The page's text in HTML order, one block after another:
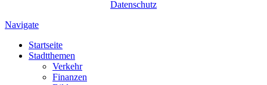
Datenschutz
Navigate
Startseite
Stadtthemen
Verkehr
Finanzen